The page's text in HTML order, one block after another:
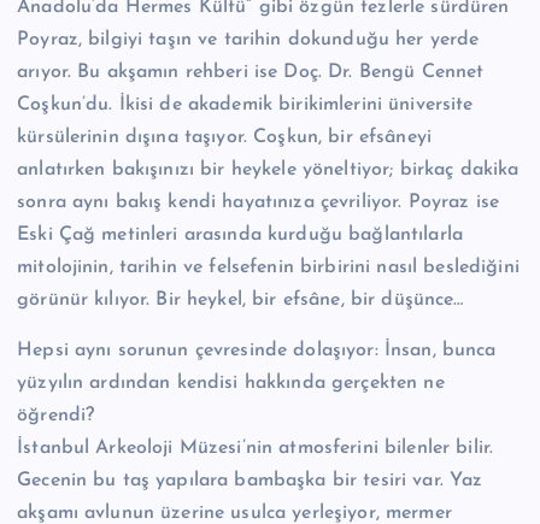
Anadolu’da Hermes Kültü” gibi özgün tezlerle sürdüren
Poyraz, bilgiyi taşın ve tarihin dokunduğu her yerde
arıyor. Bu akşamın rehberi ise Doç. Dr. Bengü Cennet
Coşkun’du. İkisi de akademik birikimlerini üniversite
kürsülerinin dışına taşıyor. Coşkun, bir efsâneyi
anlatırken bakışınızı bir heykele yöneltiyor; birkaç dakika
sonra aynı bakış kendi hayatınıza çevriliyor. Poyraz ise
Eski Çağ metinleri arasında kurduğu bağlantılarla
mitolojinin, tarihin ve felsefenin birbirini nasıl beslediğini
görünür kılıyor. Bir heykel, bir efsâne, bir düşünce…
Hepsi aynı sorunun çevresinde dolaşıyor: İnsan, bunca
yüzyılın ardından kendisi hakkında gerçekten ne
öğrendi?
İstanbul Arkeoloji Müzesi’nin atmosferini bilenler bilir.
Gecenin bu taş yapılara bambaşka bir tesiri var. Yaz
akşamı avlunun üzerine usulca yerleşiyor, mermer